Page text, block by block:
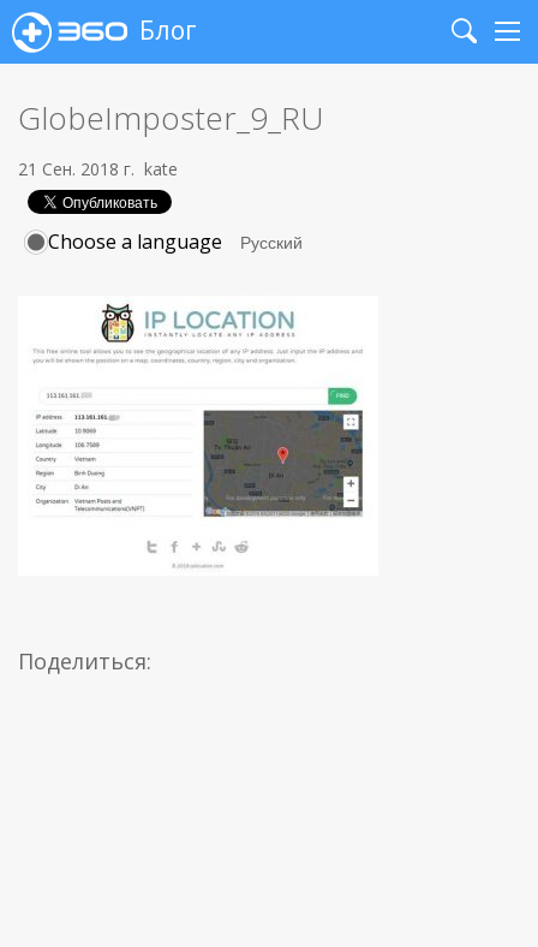
Блог
Search
GlobeImposter_9_RU
21 Сен. 2018 г. kate
Choose a language
Поделиться: